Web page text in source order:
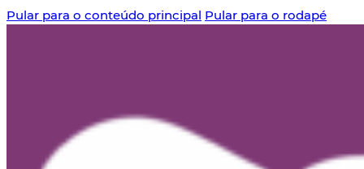
Pular para o conteúdo principal Pular para o rodapé